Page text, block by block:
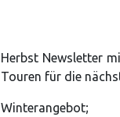
Herbst Newsletter
Touren für die
Winterangebot;